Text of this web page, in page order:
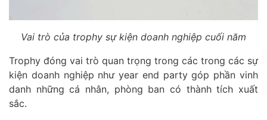
Vai trò của trophy sự kiện doanh nghiệp cuối năm
Trophy đóng vai trò quan trọng trong các trong các sự
kiện doanh nghiệp như year end party góp phần vinh
danh những cá nhân, phòng ban có thành tích xuất
sắc.